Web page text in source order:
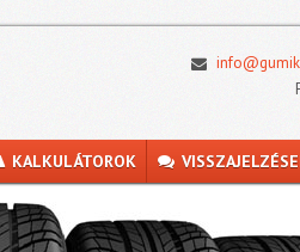
KALKULÁTOROK